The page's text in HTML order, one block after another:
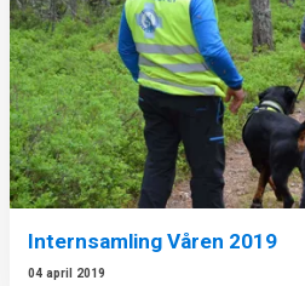
Internsamling Våren 2019
04 april 2019